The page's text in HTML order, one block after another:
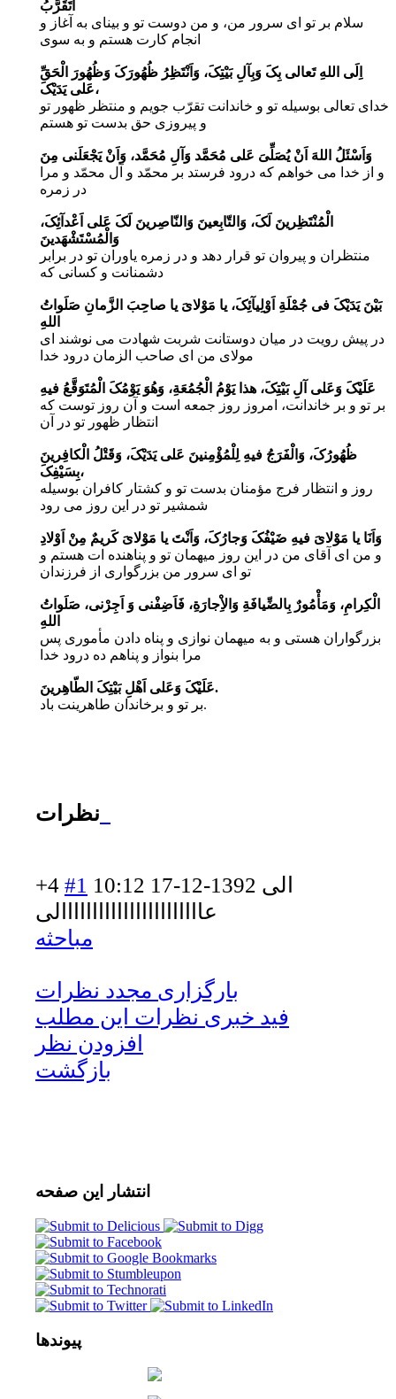
اَتَقَرَّبُ
سلام بر تو اى سرور من، و من دوست تو و بیناى به آغاز و
انجام کارت هستم و به سوى
اِلَى اللهِ تَعالى بِکَ وَبِآلِ بَیْتِکَ، وَاَنْتَظِرُ ظُهُورَکَ وَظُهُورَ الْحَقِّ
عَلى یَدَیْکَ،
خداى تعالى بوسیله تو و خاندانت تقرّب جویم و منتظر ظهور تو
و پیروزى حق بدست تو هستم
وَاَسْئَلُ اللهَ اَنْ یُصَلِّىَ عَلى مُحَمَّد وَآلِ مُحَمَّد، وَاَنْ یَجْعَلَنى مِنَ
و از خدا مى خواهم که درود فرستد بر محمّد و آل محمّد و مرا
در زمره
الْمُنْتَظِرینَ لَکَ، وَالتّابِعینَ وَالنّاصِرینَ لَکَ عَلى اَعْدآئِکَ،
وَالْمُسْتَشْهَدینَ
منتظران و پیروان تو قرار دهد و در زمره یاوران تو در برابر
دشمنانت و کسانى که
بَیْنَ یَدَیْکَ فى جُمْلَةِ اَوْلِیآئِکَ، یا مَوْلاىَ یا صاحِبَ الزَّمانِ صَلَواتُ
اللهِ
در پیش رویت در میان دوستانت شربت شهادت مى نوشند اى
مولاى من اى صاحب الزمان درود خدا
عَلَیْکَ وَعَلى آلِ بَیْتِکَ، هذا یَوْمُ الْجُمُعَةِ، وَهُوَ یَوْمُکَ الْمُتَوَقَّعُ فیهِ
بر تو و بر خاندانت، امروز روز جمعه است و آن روز توست که
انتظار ظهور تو در آن
ظُهُورُکَ، وَالْفَرَجُ فیهِ لِلْمُؤْمِنینَ عَلى یَدَیْکَ، وَقَتْلُ الْکافِرینَ
بِسَیْفِکَ،
روز و انتظار فرج مؤمنان بدست تو و کشتار کافران بوسیله
شمشیر تو در این روز مى رود
وَاَنَا یا مَوْلاىَ فیهِ ضَیْفُکَ وَجارُکَ، وَاَنْتَ یا مَوْلاىَ کَریمٌ مِنْ اَوْلادِ
و من اى آقاى من در این روز میهمان تو و پناهنده ات هستم و
تو اى سرور من بزرگوارى از فرزندان
الْکِرامِ، وَمَأْمُورٌ بِالضِّیافَةِ وَالاِْجارَةِ، فَاَضِفْنى وَ اَجِرْنى، صَلَواتُ
اللهِ
بزرگواران هستى و به میهمان نوازى و پناه دادن مأمورى پس
مرا بنواز و پناهم ده درود خدا
عَلَیْکَ وَعَلى اَهْلِ بَیْتِکَ الطّاهِرینَ.
بر تو و برخاندان طاهرینت باد.
نظرات
+4 #1 الی 1392-12-17 10:12
عااااااااااااااااااااااالی
مباحثه
بارگزاری مجدد نظرات
فید خبری نظرات این مطلب
افزودن نظر
بازگشت
انتشار این صفحه
پیوندها